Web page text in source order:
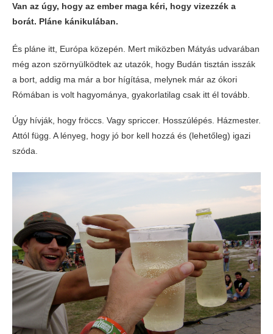
Van az úgy, hogy az ember maga kéri, hogy vizezzék a
borát. Pláne kánikulában.
És pláne itt, Európa közepén. Mert miközben Mátyás udvarában
még azon szörnyülködtek az utazók, hogy Budán tisztán isszák
a bort, addig ma már a bor hígítása, melynek már az ókori
Rómában is volt hagyománya, gyakorlatilag csak itt él tovább.
Úgy hívják, hogy fröccs. Vagy spriccer. Hosszúlépés. Házmester.
Attól függ. A lényeg, hogy jó bor kell hozzá és (lehetőleg) igazi
szóda.